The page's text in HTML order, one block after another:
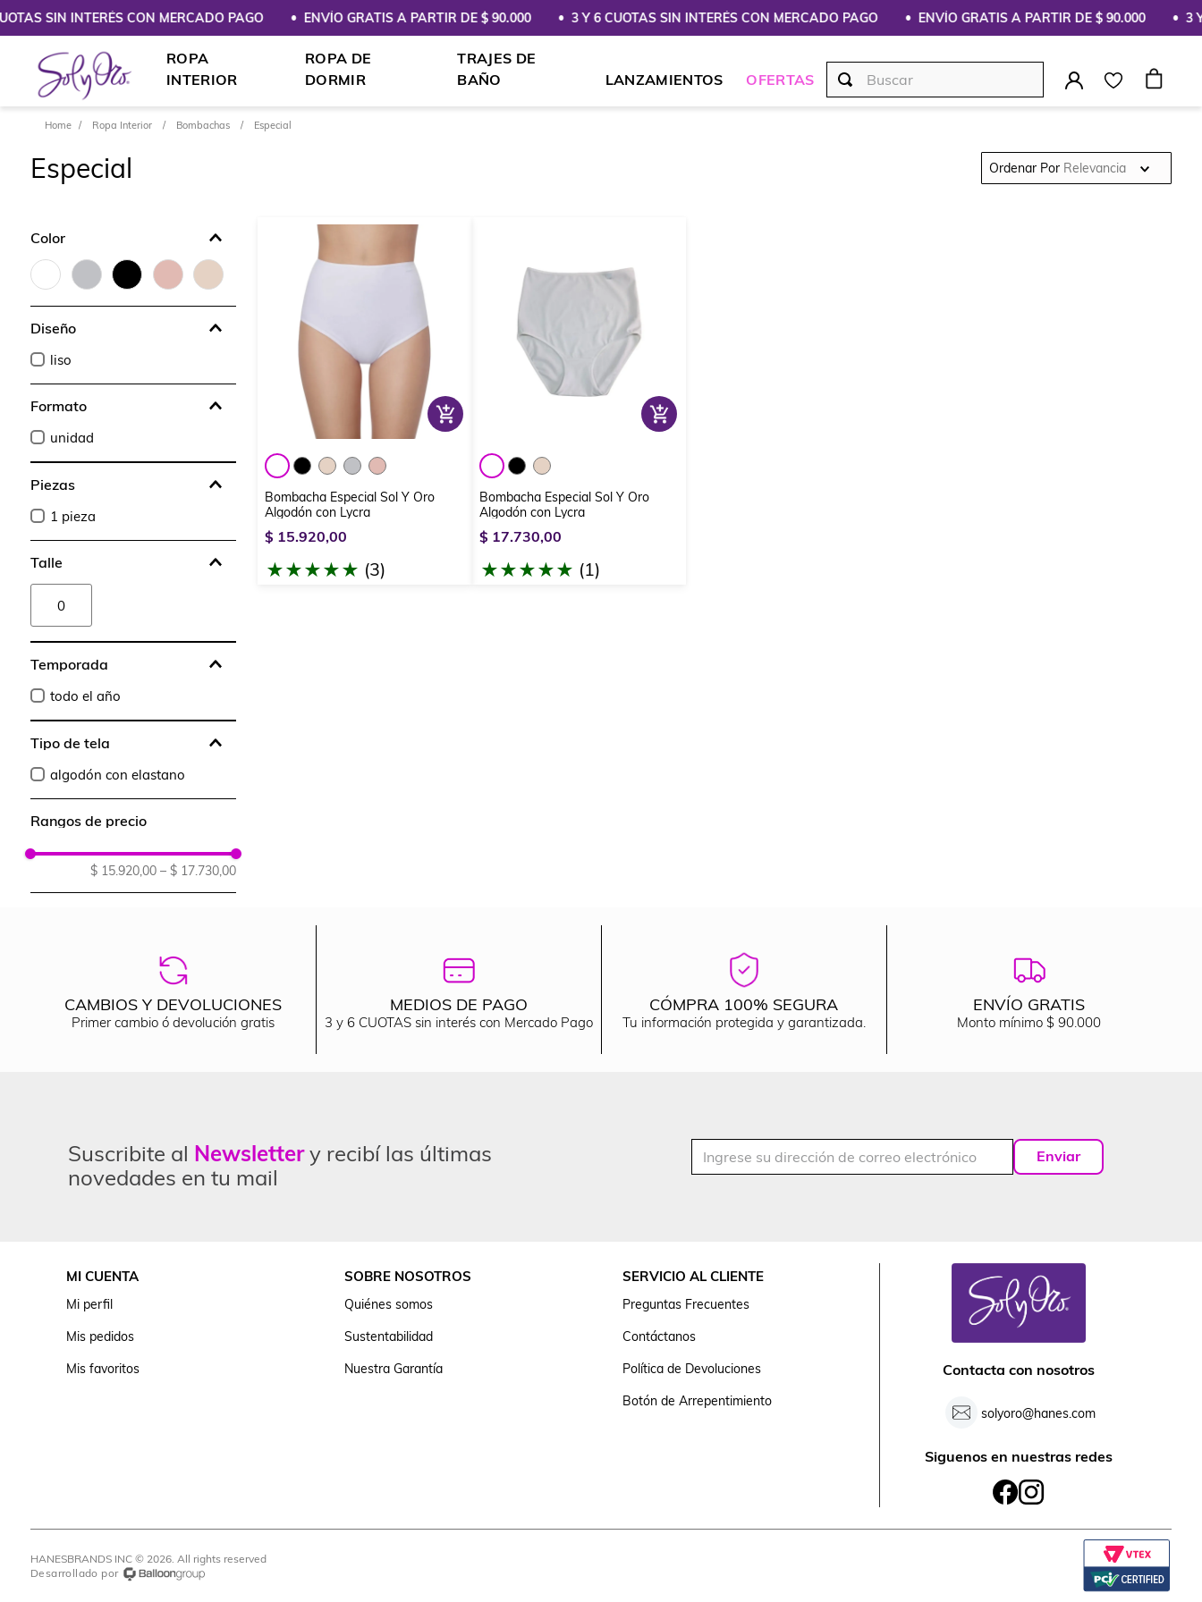
SIN INTERÉS CON MERCADO PAGO ENVÍO GRATIS A PARTIR DE $ 90.000 3 Y 6 CUOTAS SIN INTERÉS CON MERCADO PAGO ENVÍO GRATIS A PARTIR DE $ 90.000 3 Y
ROPA
INTERIOR
ROPA DE
DORMIR
TRAJES DE
BAÑO
LANZAMIENTOS OFERTAS
Buscar
Ropa Interior Bombachas Especial
Especial Ordenar Por Relevancia
Color
Diseño
liso
Formato
unidad
Piezas
1 pieza
Talle
0
Temporada
todo el año
Tipo de tela
algodón con elastano
Rangos de precio
$ 15.920,00 – $ 17.730,00
Bombacha Especial Sol Y Oro
Algodón con Lycra
$ 15.920,00
★★★★★ (3)
Bombacha Especial Sol Y Oro
Algodón con Lycra
$ 17.730,00
★★★★★ (1)
CAMBIOS Y DEVOLUCIONES
Primer cambio ó devolución gratis
MEDIOS DE PAGO
3 y 6 CUOTAS sin interés con Mercado Pago
CÓMPRA 100% SEGURA
Tu información protegida y garantizada.
ENVÍO GRATIS
Monto mínimo $ 90.000
Suscribite al Newslettery recibí las últimas
novedades en tu mail
Enviar
MI CUENTA
Mi perfil
Mis pedidos
Mis favoritos
SOBRE NOSOTROS
Quiénes somos
Sustentabilidad
Nuestra Garantía
SERVICIO AL CLIENTE
Preguntas Frecuentes
Contáctanos
Política de Devoluciones
Botón de Arrepentimiento
Contacta con nosotros
solyoro@hanes.com
Siguenos en nuestras redes
HANESBRANDS INC © 2026. All rights reserved
Desarrollado por